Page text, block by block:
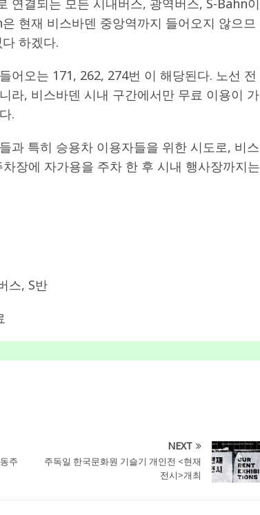
학대회(VfK)’ 성료
한인소식
한국어능력시험 (TOPIK)
독일 한인 차세대 협회(FLCG), 뮌헨 공대(TUM)서 화려한 출범
다.
연결되는 모든 시내버스, 광역버스, S-Bahn이
현재 비스바덴 중앙역까지 들어오지 않으므
하겠다.
어오는 171, 262, 274번 이 해당된다. 노선 전
라, 비스바덴 시내 구간에서만 무료 이용이 가
.
과 특히 승용차 이용자들을 위한 시도로, 비스
장에 자가용을 주차 한 후 시내 행사장까지는
스, S반
주
NEXT
주독일 한국문화원 기슬기 개인전 <현재
전시>개최